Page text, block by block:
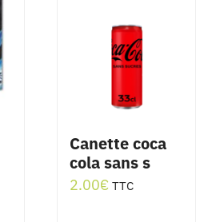
Canette coca
cola sans s
2.00€ TTC